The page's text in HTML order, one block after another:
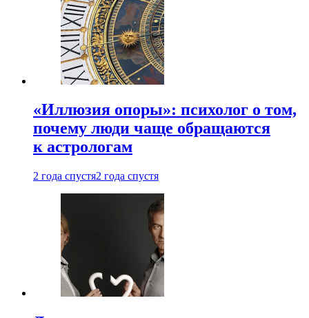
«Иллюзия опоры»: психолог о том,
почему люди чаще обращаются
к астрологам
2 года спустя2 года спустя